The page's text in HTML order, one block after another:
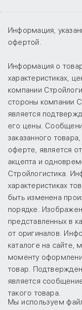
Информация,
офертой.
Информация о
характеристиках,
компании
стороны компании
является
его цены.
заказанного
оферте, является
акцепта и
Стройлогистика.
характеристиках
быть изменена
порядке.
представленных в
от оригиналов.
каталоге на сайте,
моменту
товар.
является
такого товара.
Мы используем